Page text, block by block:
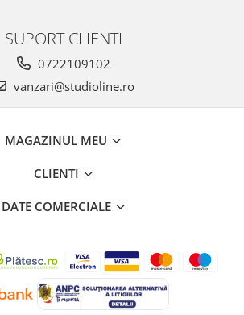
SUPORT CLIENTI
0722109102
vanzari@studioline.ro
MAGAZINUL MEU
CLIENTI
DATE COMERCIALE